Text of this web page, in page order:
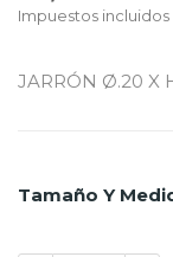
Impuestos incluidos
JARRÓN Ø.20 X
Tamaño Y